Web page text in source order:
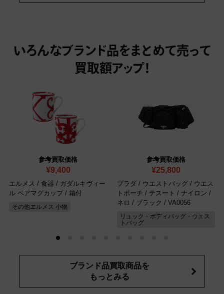
いろんなブランド品をまとめて売って
買取額アップ！
参考買取価格
¥9,400
エルメス / 食器 / ガダルキヴィー
ル ペアマグカップ / 箱付
その他エルメス 小物
参考買取価格
¥25,800
プラダ / ウエストバッグ / ウエス
トポーチ / テスート / ナイロン /
ネロ / ブラック / VA0056
リュック・ボディバッグ・ウエス
トバッグ
ブランド品買取商品を
もっとみる